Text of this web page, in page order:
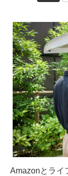
Amazonとライ